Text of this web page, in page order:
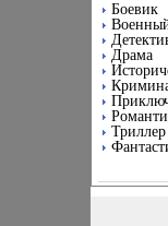
Боевик
Драма
Триллер